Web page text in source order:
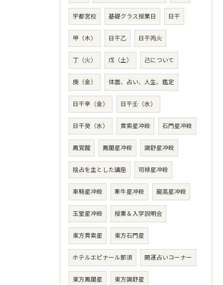
宇都宮校 基礎クラス授業日 日干
甲（木） 日干乙 日干丙火
丁（火） 戊（土） 己について
庚（金） 体面、占い、人生、鑑定
日干辛（金） 日干壬（水）
日干癸（水） 貫索星冲殺 石門星冲殺
鳳覚醒 鳳閣星冲殺 調舒星冲殺
陰占を主とした講座 司禄星冲殺
車騎星冲殺 牽牛星冲殺 龍高星冲殺
玉堂星冲殺 授業＆入学説明会
東方貫索星 東方石門星
ホテルエピナール那須 開運占いコーナー
東方鳳閣星 東方調舒星